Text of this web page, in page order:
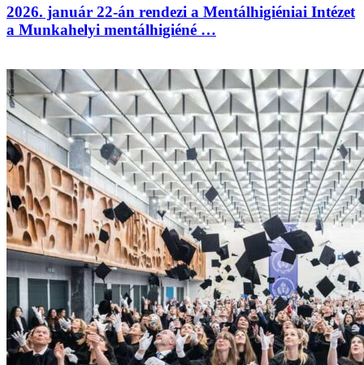
2026. január 22-án rendezi a Mentálhigiéniai Intézet
a Munkahelyi mentálhigiéné …